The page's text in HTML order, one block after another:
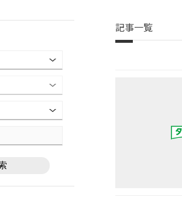
記事一覧